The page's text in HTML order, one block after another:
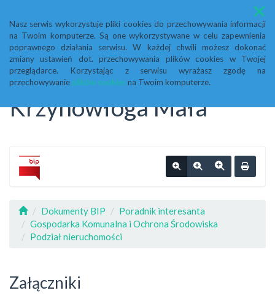
Nasz serwis wykorzystuje pliki cookies do przechowywania informacji
na Twoim komputerze. Są one wykorzystywane w celu zapewnienia
poprawnego działania serwisu. W każdej chwili możesz dokonać
zmiany ustawień dot. przechowywania plików cookies w Twojej
przeglądarce. Korzystając z serwisu wyrażasz zgodę na
przechowywanie plików cookiesna Twoim komputerze.
Menu
Biuletyn Informacji
Publicznej Urząd Gminy
Krzynowłoga Mała
Dokumenty BIP
Poradnik interesanta
Gospodarka Komunalna i Ochrona Środowiska
Podział nieruchomości
Załączniki